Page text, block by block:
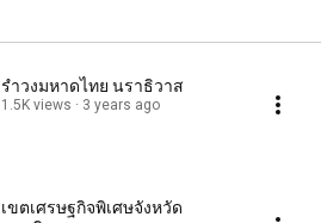
รำวงมหาดไทย นราธิวาส
1.5K views 3 years ago
เขตเศรษฐกิจพิเศษจังหวัด